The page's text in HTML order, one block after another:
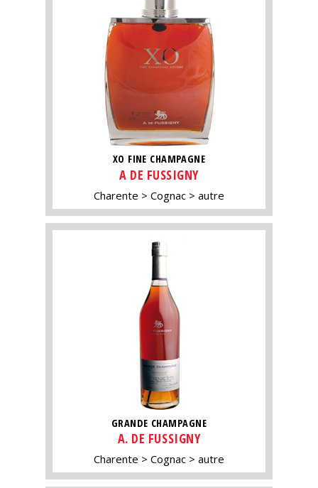
XO FINE CHAMPAGNE
A DE FUSSIGNY
Charente Cognac autre
GRANDE CHAMPAGNE
A. DE FUSSIGNY
Charente Cognac autre